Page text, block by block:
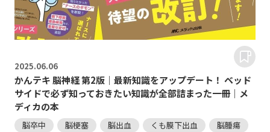
2025.06.06
かんテキ 脳神経 第2版｜最新知識をアップデート！ ベッド
サイドで必ず知っておきたい知識が全部詰まった一冊｜メ
ディカの本
脳卒中 脳梗塞 脳出血 くも膜下出血
脳腫瘍